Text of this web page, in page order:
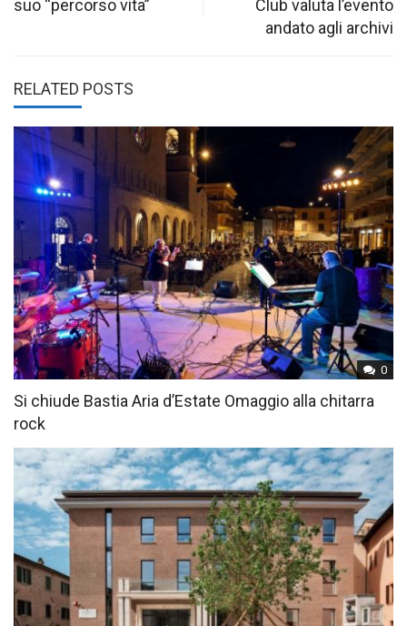
suo “percorso vita”
Club valuta l’evento
andato agli archivi
RELATED POSTS
0
Si chiude Bastia Aria d’Estate Omaggio alla chitarra
rock